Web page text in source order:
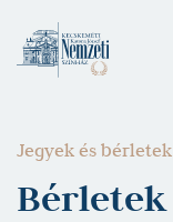
Jegyek és bérletek
Bérletek